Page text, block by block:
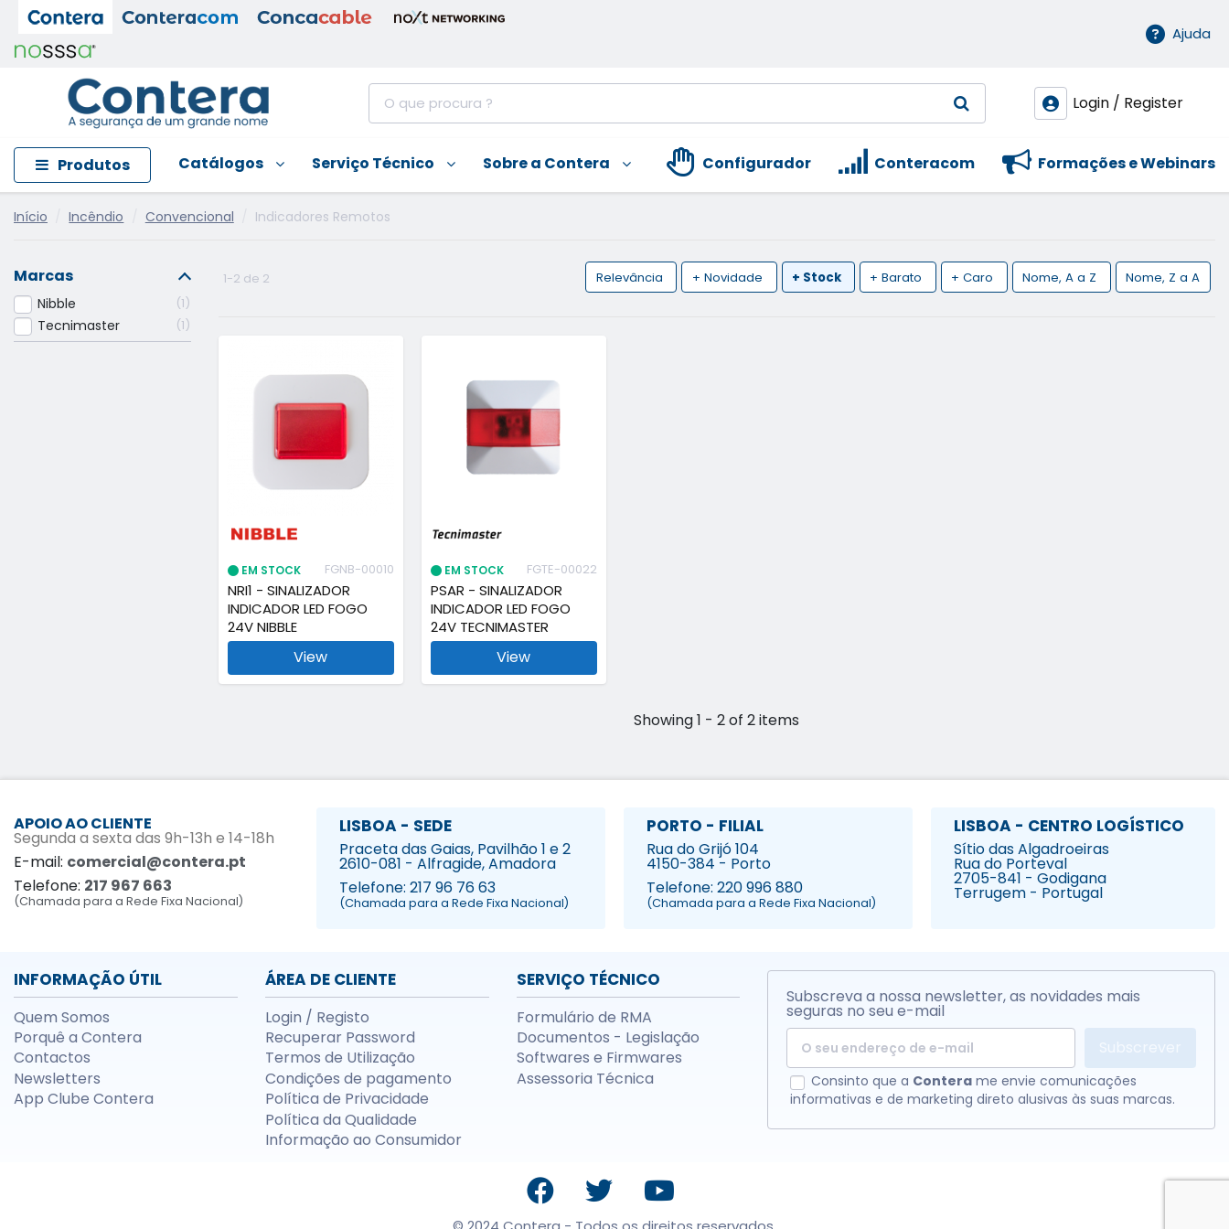
Ajuda
Login / Register
Produtos Catálogos Serviço Técnico Sobre a Contera Formações e Webinars
Conteracom
Configurador
Início Incêndio Convencional Indicadores Remotos
1-2 de 2 Relevância + Novidade + Stock + Barato + Caro Nome, A a Z Nome, Z a A
EM STOCK FGNB-00010
NRI1 - SINALIZADOR
INDICADOR LED FOGO
24V NIBBLE
View
EM STOCK FGTE-00022
PSAR - SINALIZADOR
INDICADOR LED FOGO
24V TECNIMASTER
View
Showing 1 - 2 of 2 items
Marcas
Nibble 1
Tecnimaster 1
APOIO AO CLIENTE
Segunda a sexta das 9h-13h e 14-18h
E-mail: comercial@contera.pt
Telefone: 217 967 663
(Chamada para a Rede Fixa Nacional)
LISBOA - SEDE
Praceta das Gaias, Pavilhão 1 e 2
2610-081 - Alfragide, Amadora
Telefone: 217 96 76 63
(Chamada para a Rede Fixa Nacional)
PORTO - FILIAL
Rua do Grijó 104
4150-384 - Porto
Telefone: 220 996 880
(Chamada para a Rede Fixa Nacional)
LISBOA - CENTRO LOGÍSTICO
Sítio das Algadroeiras
Rua do Porteval
2705-841 - Godigana
Terrugem - Portugal
INFORMAÇÃO ÚTIL
Quem Somos
Porquê a Contera
Contactos
Newsletters
App Clube Contera
ÁREA DE CLIENTE
Login / Registo
Recuperar Password
Termos de Utilização
Condições de pagamento
Política de Privacidade
Política da Qualidade
Informação ao Consumidor
SERVIÇO TÉCNICO
Formulário de RMA
Documentos - Legislação
Softwares e Firmwares
Assessoria Técnica
Subscreva a nossa newsletter, as novidades mais
seguras no seu e-mail
Subscrever
Consinto que a Contera me envie comunicações
informativas e de marketing direto alusivas às suas marcas.